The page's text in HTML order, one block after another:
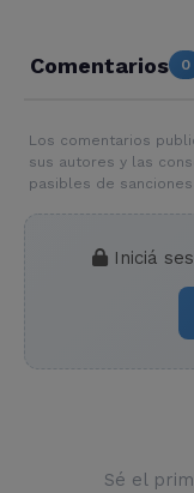
Comentarios 0
Los comentarios
sus autores y las
pasibles de
Iniciá
Sé el